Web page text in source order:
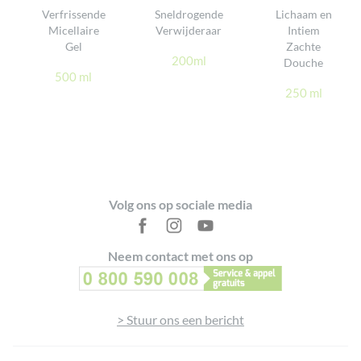
GEEF UW MENING
Verfrissende
Micellaire
Gel
500 ml
Sneldrogende
Verwijderaar
200ml
Lichaam en
Intiem
Zachte
Douche
250 ml
Volg ons op sociale media
Neem contact met ons op
> Stuur ons een bericht